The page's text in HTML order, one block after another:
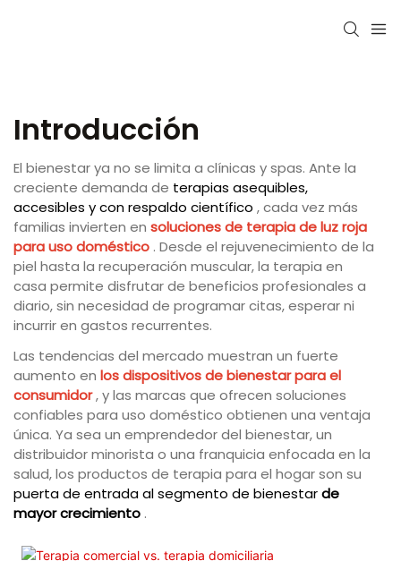
Introducción
El bienestar ya no se limita a clínicas y spas. Ante la
creciente demanda de terapias asequibles,
accesibles y con respaldo científico , cada vez más
familias invierten en soluciones de terapia de luz roja
para uso doméstico . Desde el rejuvenecimiento de la
piel hasta la recuperación muscular, la terapia en
casa permite disfrutar de beneficios profesionales a
diario, sin necesidad de programar citas, esperar ni
incurrir en gastos recurrentes.
Las tendencias del mercado muestran un fuerte
aumento en los dispositivos de bienestar para el
consumidor, y las marcas que ofrecen soluciones
confiables para uso doméstico obtienen una ventaja
única. Ya sea un emprendedor del bienestar, un
distribuidor minorista o una franquicia enfocada en la
salud, los productos de terapia para el hogar son su
puerta de entrada al segmento de bienestarde
mayor crecimiento .